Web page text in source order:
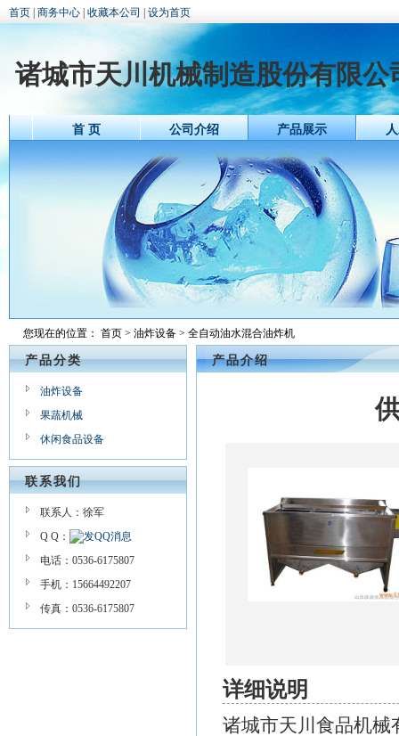
首页 商务中心 收藏本公司 设为首页
诸城市天川机械制造股份有限公
首 页 公司介绍 产品展示
您现在的位置： 首页 > 油炸设备 > 全自动油水混合油炸机
产品分类
油炸设备
果蔬机械
休闲食品设备
联系我们
联系人：徐军
Q Q：
电话：0536-6175807
手机：15664492207
传真：0536-6175807
产品介绍
详细说明
诸城市天川食品机械